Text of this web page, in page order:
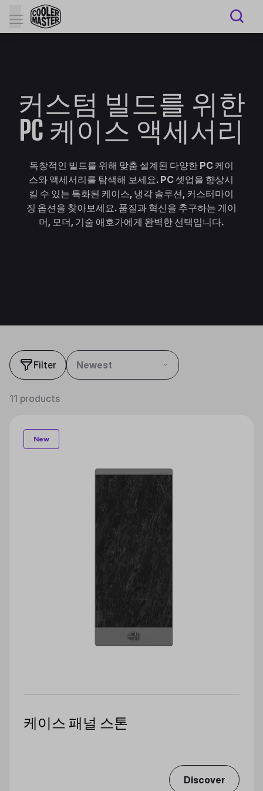
커스텀 빌드를 위한
PC 케이스 액세서리
독창적인 빌드를 위해 맞춤 설계된 다양한 PC 케이
스와 액세서리를 탐색해 보세요. PC 셋업을 향상시
킬 수 있는 특화된 케이스, 냉각 솔루션, 커스터마이
징 옵션을 찾아보세요. 품질과 혁신을 추구하는 게이
머, 모더, 기술 애호가에게 완벽한 선택입니다.
Filter Newest
11 products
New
케이스 패널 스톤
Discover